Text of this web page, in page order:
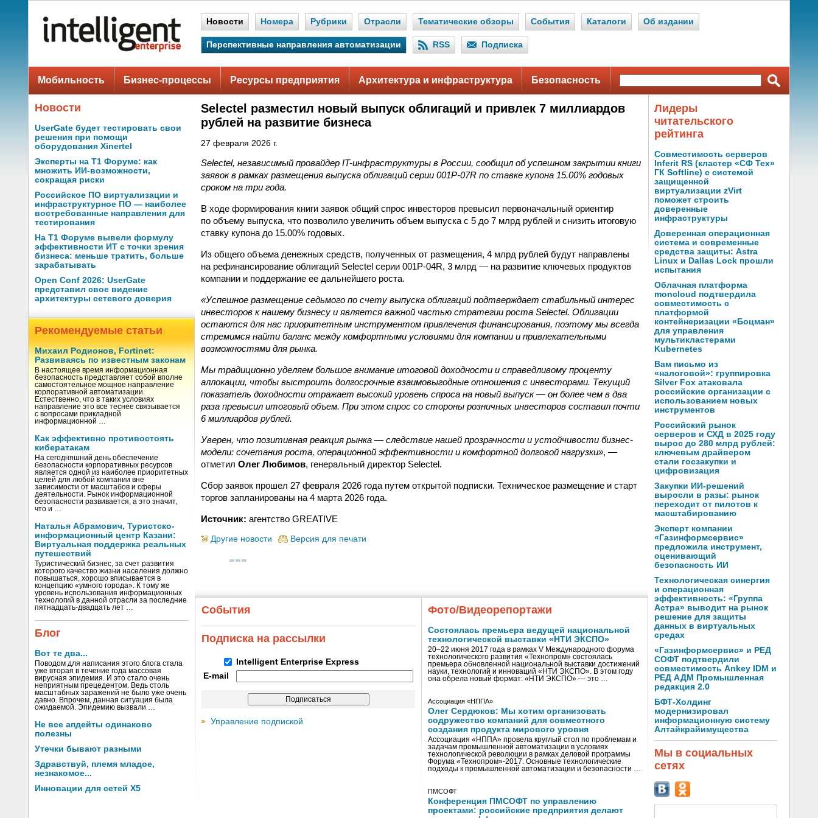
Новости Номера Рубрики Отрасли Тематические обзоры События Каталоги Об издании
Перспективные направления автоматизации RSS Подписка
Мобильность Бизнес-процессы Ресурсы предприятия Архитектура и инфраструктура Безопасность
Новости
UserGate будет тестировать свои
решения при помощи
оборудования Xinertel
Эксперты на Т1 Форуме: как
множить ИИ-возможности,
сокращая риски
Российское ПО виртуализации и
инфраструктурное ПО — наиболее
востребованные направления для
тестирования
На Т1 Форуме вывели формулу
эффективности ИТ с точки зрения
бизнеса: меньше тратить, больше
зарабатывать
Open Conf 2026: UserGate
представил свое видение
архитектуры сетевого доверия
Рекомендуемые статьи
Михаил Родионов, Fortinet:
Развиваясь по известным законам
В настоящее время информационная
безопасность представляет собой вполне
самостоятельное мощное направление
корпоративной автоматизации.
Естественно, что в таких условиях
направление это все теснее связывается
с вопросами прикладной
информационной …
Как эффективно противостоять
кибератакам
На сегодняшний день обеспечение
безопасности корпоративных ресурсов
является одной из наиболее приоритетных
целей для любой компании вне
зависимости от масштабов и сферы
деятельности. Рынок информационной
безопасности развивается, а это значит,
что и …
Наталья Абрамович, Туристско-
информационный центр Казани:
Виртуальная поддержка реальных
путешествий
Туристический бизнес, за счет развития
которого качество жизни населения должно
повышаться, хорошо вписывается в
концепцию «умного города». К тому же
уровень использования информационных
технологий в данной отрасли за последние
пятнадцать-двадцать лет …
Блог
Вот те два...
Поводом для написания этого блога стала
уже вторая в течение года массовая
вирусная эпидемия. И это стало очень
неприятным прецедентом. Ведь столь
масштабных заражений не было уже очень
давно. Впрочем, данная ситуация была
ожидаемой. Эпидемию вызвали …
Не все апдейты одинаково
полезны
Утечки бывают разными
Здравствуй, племя младое,
незнакомое...
Инновации для сетей X5
Selectel разместил новый выпуск облигаций и привлек 7 миллиардов
рублей на развитие бизнеса
27 февраля 2026 г.
Selectel, независимый провайдер IT-инфраструктуры в России, сообщил об успешном закрытии книги
заявок в рамках размещения выпуска облигаций серии 001P-07R по ставке купона 15.00% годовых
сроком на три года.
В ходе формирования книги заявок общий спрос инвесторов превысил первоначальный ориентир
по объему выпуска, что позволило увеличить объем выпуска с 5 до 7 млрд рублей и снизить итоговую
ставку купона до 15.00% годовых.
Из общего объема денежных средств, полученных от размещения, 4 млрд рублей будут направлены
на рефинансирование облигаций Selectel серии 001P-04R, 3 млрд — на развитие ключевых продуктов
компании и поддержание ее дальнейшего роста.
«Успешное размещение седьмого по счету выпуска облигаций подтверждает стабильный интерес
инвесторов к нашему бизнесу и является важной частью стратегии роста Selectel. Облигации
остаются для нас приоритетным инструментом привлечения финансирования, поэтому мы всегда
стремимся найти баланс между комфортными условиями для компании и привлекательными
возможностями для рынка.
Мы традиционно уделяем большое внимание итоговой доходности и справедливому проценту
аллокации, чтобы выстроить долгосрочные взаимовыгодные отношения с инвесторами. Текущий
показатель доходности отражает высокий уровень спроса на новый выпуск — он более чем в два
раза превысил итоговый объем. При этом спрос со стороны розничных инвесторов составил почти
6 миллиардов рублей.
Уверен, что позитивная реакция рынка — следствие нашей прозрачности и устойчивости бизнес-
модели: сочетания роста, операционной эффективности и комфортной долговой нагрузки», —
отметил Олег Любимов, генеральный директор Selectel.
Сбор заявок прошел 27 февраля 2026 года путем открытой подписки. Техническое размещение и старт
торгов запланированы на 4 марта 2026 года.
Источник: агентство GREATIVE
Другие новости Версия для печати
События
Подписка на рассылки
Intelligent Enterprise Express
E-mail
Управление подпиской
Фото/Видеорепортажи
Состоялась премьера ведущей национальной
технологической выставки «НТИ ЭКСПО»
20–22 июня 2017 года в рамках V Международного форума
технологического развития «Технопром» состоялась
премьера обновленной национальной выставки достижений
науки, технологий и инноваций «НТИ ЭКСПО». В этом году
она обрела новый формат: «НТИ ЭКСПО» — это …
Ассоциация «НППА»
Олег Сердюков: Мы хотим организовать
содружество компаний для совместного
создания продукта мирового уровня
Ассоциация «НППА» провела круглый стол по проблемам и
задачам промышленной автоматизации в условиях
технологической революции в рамках деловой программы
Форума «Технопром»-2017. Основные технологические
подходы к промышленной автоматизации и безопасности …
ПМСОФТ
Конференция ПМСОФТ по управлению
проектами: российские предприятия делают
Лидеры
читательского
рейтинга
Совместимость серверов
Inferit RS (кластер «СФ Тех»
ГК Softline) с системой
защищенной
виртуализации zVirt
поможет строить
доверенные
инфраструктуры
Доверенная операционная
система и современные
средства защиты: Astra
Linux и Dallas Lock прошли
испытания
Облачная платформа
moncloud подтвердила
совместимость с
платформой
контейнеризации «Боцман»
для управления
мультикластерами
Kubernetes
Вам письмо из
«налоговой»: группировка
Silver Fox атаковала
российские организации с
использованием новых
инструментов
Российский рынок
серверов и СХД в 2025 году
вырос до 280 млрд рублей:
ключевым драйвером
стали госзакупки и
цифровизация
Закупки ИИ-решений
выросли в разы: рынок
переходит от пилотов к
масштабированию
Эксперт компании
«Газинформсервис»
предложила инструмент,
оценивающий
безопасность ИИ
Технологическая синергия
и операционная
эффективность: «Группа
Астра» выводит на рынок
решение для защиты
данных в виртуальных
средах
«Газинформсервис» и РЕД
СОФТ подтвердили
совместимость Ankey IDM и
РЕД АДМ Промышленная
редакция 2.0
БФТ-Холдинг
модернизировал
информационную систему
Алтайкрайимущества
Мы в социальных
сетях